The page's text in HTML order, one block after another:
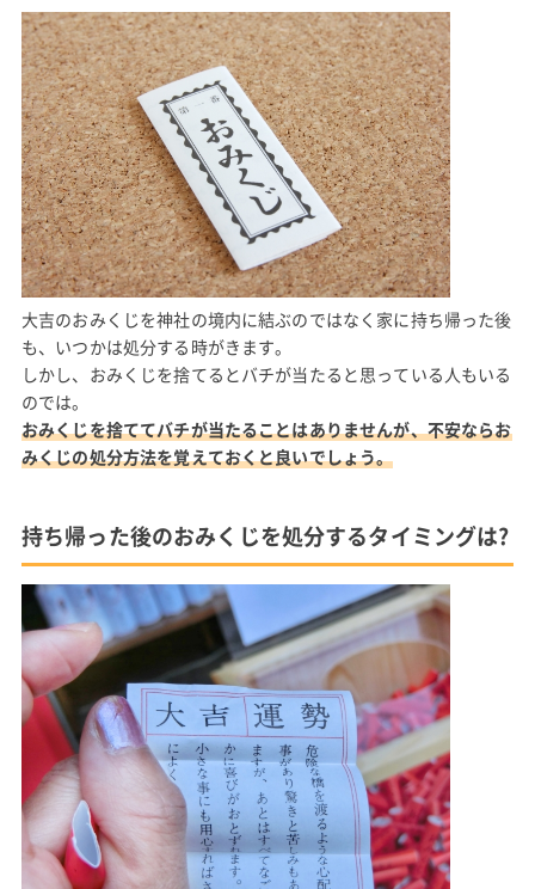
大吉のおみくじを神社の境内に結ぶのではなく家に持ち帰った後
も、いつかは処分する時がきます。
しかし、おみくじを捨てるとバチが当たると思っている人もいる
のでは。
おみくじを捨ててバチが当たることはありませんが、不安ならお
みくじの処分方法を覚えておくと良いでしょう。
持ち帰った後のおみくじを処分するタイミングは?